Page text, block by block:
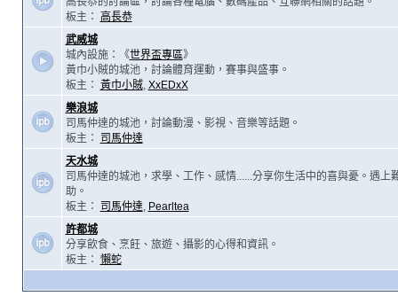
板主：
高長恭
武威城
城內設施：《世界盃專區》
黃巾小賊的城池，討論體育運動，賽事與盛事。
板主： 黃巾小賊, XxEDxX
樂浪城
司馬仲達的城池，討論動漫、影視、音樂等話題。
板主：
司馬仲達
天水城
司馬仲達的城池，求學、工作、感情......分享你生活中的喜與憂。遇上
助。
板主：
司馬仲達, Pearltea
許都城
分享飲食、烹飪、旅遊、攝影的心得和資訊。
板主： 懶蛇